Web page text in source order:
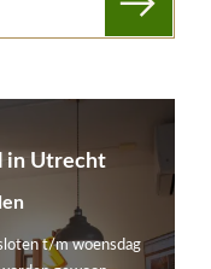
in Utrecht
t/m woensdag